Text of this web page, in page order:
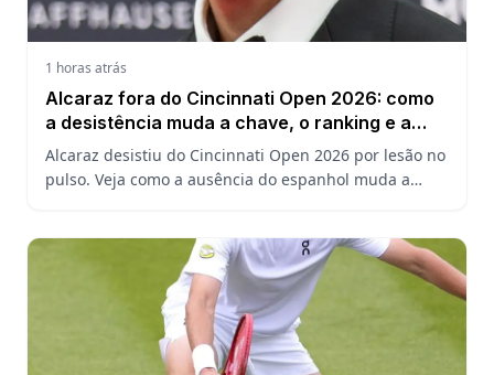
1 horas atrás
Alcaraz fora do Cincinnati Open 2026: como
a desistência muda a chave, o ranking e a
defesa do US Open
Alcaraz desistiu do Cincinnati Open 2026 por lesão no
pulso. Veja como a ausência do espanhol muda a